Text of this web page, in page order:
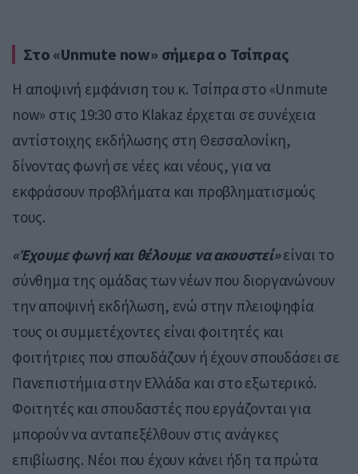
Στο «Unmute now» σήμερα ο Τσίπρας
Η αποψινή εμφάνιση του κ. Τσίπρα στο «Unmute
now» στις 19:30 στο Klakaz έρχεται σε συνέχεια
αντίστοιχης εκδήλωσης στη Θεσσαλονίκη,
δίνοντας φωνή σε νέες και νέους, για να
εκφράσουν προβλήματα και προβληματισμούς
τους.
«Έχουμε φωνή και θέλουμε να ακουστεί»είναι το
σύνθημα της ομάδας των νέων που διοργανώνουν
την αποψινή εκδήλωση, ενώ στην πλειοψηφία
τους οι συμμετέχοντες είναι φοιτητές και
φοιτήτριες που σπουδάζουν ή έχουν σπουδάσει σε
Πανεπιστήμια στην Ελλάδα και στο εξωτερικό.
Φοιτητές και σπουδαστές που εργάζονται για
μπορούν να ανταπεξέλθουν στις ανάγκες
επιβίωσης. Νέοι που έχουν κάνει ήδη τα πρώτα